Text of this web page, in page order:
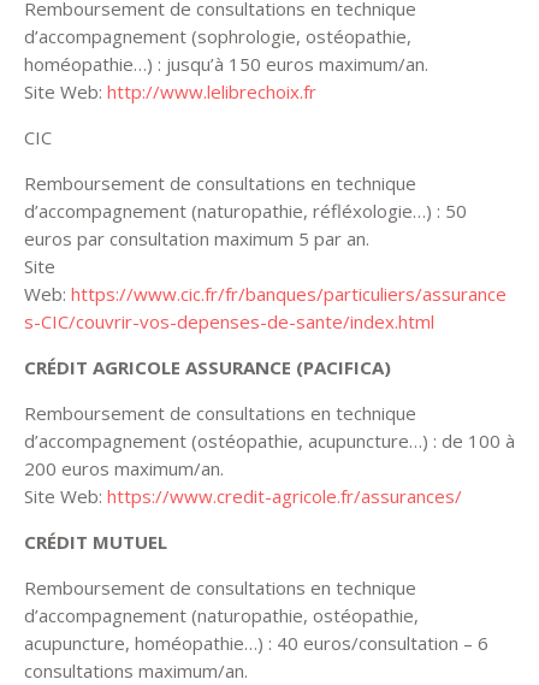
Remboursement de consultations en technique
d’accompagnement (sophrologie, ostéopathie,
homéopathie…) : jusqu’à 150 euros maximum/an.
Site Web: http://www.lelibrechoix.fr
CIC
Remboursement de consultations en technique
d’accompagnement (naturopathie, réfléxologie…) : 50
euros par consultation maximum 5 par an.
Site
Web: https://www.cic.fr/fr/banques/particuliers/assurance
s-CIC/couvrir-vos-depenses-de-sante/index.html
CRÉDIT AGRICOLE ASSURANCE (PACIFICA)
Remboursement de consultations en technique
d’accompagnement (ostéopathie, acupuncture…) : de 100 à
200 euros maximum/an.
Site Web: https://www.credit-agricole.fr/assurances/
CRÉDIT MUTUEL
Remboursement de consultations en technique
d’accompagnement (naturopathie, ostéopathie,
acupuncture, homéopathie…) : 40 euros/consultation – 6
consultations maximum/an.